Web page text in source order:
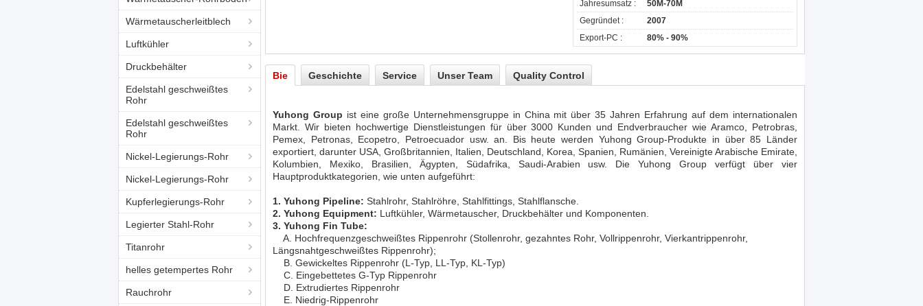
Wärmetauscherleitblech
Luftkühler
Druckbehälter
Edelstahl geschweißtes
Rohr
Edelstahl geschweißtes
Rohr
Nickel-Legierungs-Rohr
Nickel-Legierungs-Rohr
Kupferlegierungs-Rohr
Legierter Stahl-Rohr
Titanrohr
helles getempertes Rohr
Rauchrohr
Jahresumsatz :
50M-70M
Gegründet :
2007
Export-PC :
80% - 90%
Bie Geschichte Service Unser Team Quality Control
Yuhong Group ist eine große Unternehmensgruppe in China mit über 35 Jahren Erfahrung auf dem internationalen
Markt. Wir bieten hochwertige Dienstleistungen für über 3000 Kunden und Endverbraucher wie Aramco, Petrobras,
Pemex, Petronas, Ecopetro, Petroecuador usw. an. Bis heute werden Yuhong Group-Produkte in über 85 Länder
exportiert, darunter USA, Großbritannien, Italien, Deutschland, Korea, Spanien, Rumänien, Vereinigte Arabische Emirate,
Kolumbien, Mexiko, Brasilien, Ägypten, Südafrika, Saudi-Arabien usw. Die Yuhong Group verfügt über vier
Hauptproduktkategorien, wie unten aufgeführt:
1. Yuhong Pipeline: Stahlrohr, Stahlröhre, Stahlfittings, Stahlflansche.
2. Yuhong Equipment: Luftkühler, Wärmetauscher, Druckbehälter und Komponenten.
3. Yuhong Fin Tube:
A. Hochfrequenzgeschweißtes Rippenrohr (Stollenrohr, gezahntes Rohr, Vollrippenrohr, Vierkantrippenrohr,
Längsnahtgeschweißtes Rippenrohr);
B. Gewickeltes Rippenrohr (L-Typ, LL-Typ, KL-Typ)
C. Eingebettetes G-Typ Rippenrohr
D. Extrudiertes Rippenrohr
E. Niedrig-Rippenrohr